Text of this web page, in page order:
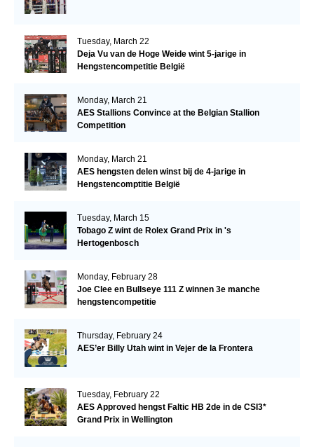
Tuesday, March 22
Deja Vu van de Hoge Weide wint 5-jarige in
Hengstencompetitie België
Monday, March 21
AES Stallions Convince at the Belgian Stallion
Competition
Monday, March 21
AES hengsten delen winst bij de 4-jarige in
Hengstencomptitie België
Tuesday, March 15
Tobago Z wint de Rolex Grand Prix in 's
Hertogenbosch
Monday, February 28
Joe Clee en Bullseye 111 Z winnen 3e manche
hengstencompetitie
Thursday, February 24
AES’er Billy Utah wint in Vejer de la Frontera
Tuesday, February 22
AES Approved hengst Faltic HB 2de in de CSI3*
Grand Prix in Wellington